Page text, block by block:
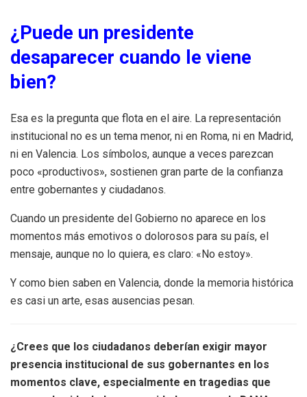
¿Puede un presidente
desaparecer cuando le viene
bien?
Esa es la pregunta que flota en el aire. La representación
institucional no es un tema menor, ni en Roma, ni en Madrid,
ni en Valencia. Los símbolos, aunque a veces parezcan
poco «productivos», sostienen gran parte de la confianza
entre gobernantes y ciudadanos.
Cuando un presidente del Gobierno no aparece en los
momentos más emotivos o dolorosos para su país, el
mensaje, aunque no lo quiera, es claro: «No estoy».
Y como bien saben en Valencia, donde la memoria histórica
es casi un arte, esas ausencias pesan.
¿Crees que los ciudadanos deberían exigir mayor
presencia institucional de sus gobernantes en los
momentos clave, especialmente en tragedias que